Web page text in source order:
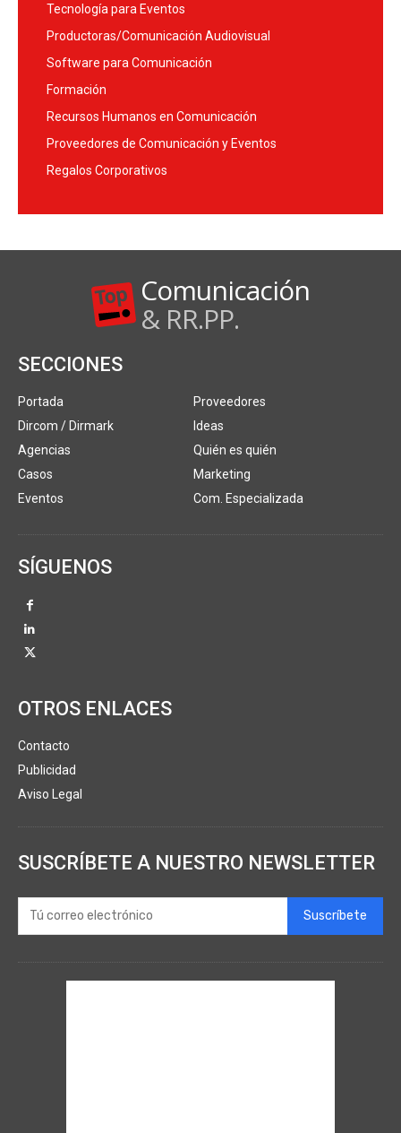
Tecnología para Eventos
Productoras/Comunicación Audiovisual
Software para Comunicación
Formación
Recursos Humanos en Comunicación
Proveedores de Comunicación y Eventos
Regalos Corporativos
Comunicación
& RR.PP.
SECCIONES
Portada
Dircom / Dirmark
Agencias
Casos
Eventos
Proveedores
Ideas
Quién es quién
Marketing
Com. Especializada
SÍGUENOS
OTROS ENLACES
Contacto
Publicidad
Aviso Legal
SUSCRÍBETE A NUESTRO NEWSLETTER
Suscríbete